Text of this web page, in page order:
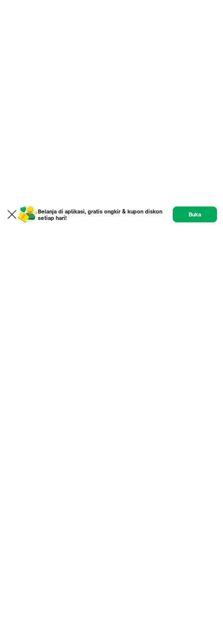
Belanja di aplikasi, gratis ongkir & kupon diskon
setiap hari!
Buka